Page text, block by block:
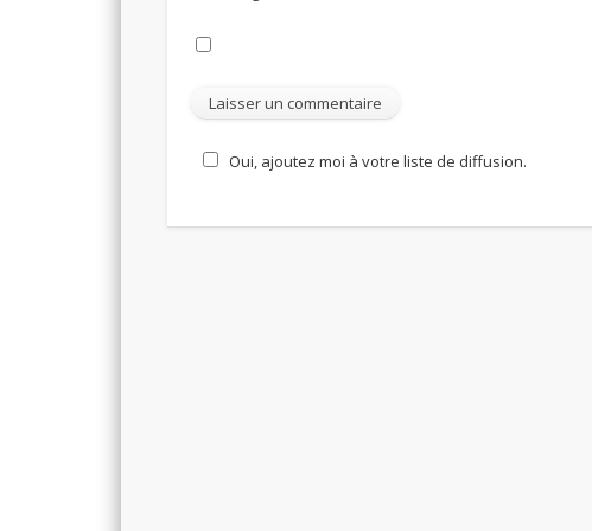
Oui, ajoutez moi à votre liste de diffusion.